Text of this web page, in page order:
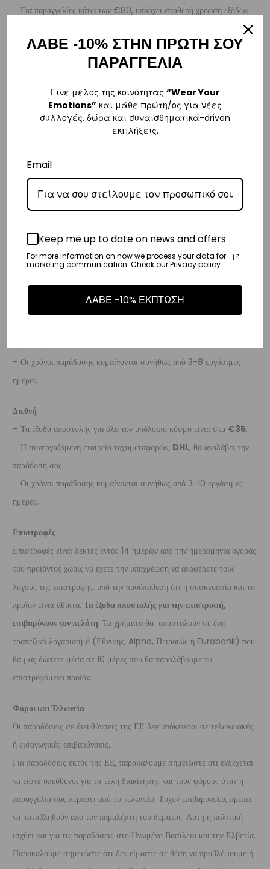
– Για παραγγελίες κάτω των €80, υπάρχει σταθερή χρέωση εξόδων
– Η συνεργαζόμενη εταιρεία ταχυμεταφορών,Courier Center
αναλάβει την παράδοσή σας.
– Προσφέρουμε επίσης αντικαταβολή για παραγγελίες σε όλη την
€2.
Κύπρος
– Η συνεργαζόμενη εταιρεία ταχυμεταφορών,
, θα αναλάβει
– Οι χρόνοι παράδοσης κυμαίνονται συνήθως από 2-7 εργάσιμες
ημέρες.
Ευρώπη
– Οι χρόνοι παράδοσης κυμαίνονται συνήθως από 3-8 εργάσιμες
ημέρες.
Διεθνή
– Τα έξοδα αποστολής για όλο τον υπόλοιπο κόσμο είναι στα €35.
– Η συνεργαζόμενη εταιρεία ταχυμεταφορών, DHL, θα αναλάβει την
παράδοσή σας.
– Οι χρόνοι παράδοσης κυμαίνονται συνήθως από 3-10 εργάσιμες
ημέρες.
Επιστροφές
Επιστροφές είναι δεκτές εντός 14 ημερών από την ημερομηνία αγοράς
του προϊόντος χωρίς να έχετε την υποχρέωση να αναφέρετε τους
λόγους της επιστροφής, υπό την προϋπόθεση ότι η συσκευασία και το
προϊόν είναι άθικτα. Τα έξοδα αποστολής για την επιστροφή,
επιβαρύνουν τον πελάτη. Τα χρήματα θα αποσταλούν σε ένα
τραπεζικό λογαριασμό (Εθνικής, Alpha, Πειραιώς ή Eurobank) που
θα μας δώσετε μέσα σε 10 μέρες που θα παραλάβουμε το
επιστρεφόμενο προϊόν.
Φόροι και Τελωνεία
Οι παραδόσεις σε διευθύνσεις της ΕΕ δεν υπόκεινται σε τελωνειακές
ή εισαγωγικές επιβαρύνσεις.
Για παραδόσεις εκτός της ΕΕ, παρακαλούμε σημειώστε ότι ενδέχεται
να είστε υπεύθυνοι για τα τέλη διακίνησης και τους φόρους όταν η
παραγγελία σας περάσει από το τελωνείο. Τυχόν επιβαρύνσεις πρέπει
να καταβληθούν από τον παραλήπτη του δέματος. Αυτή η πολιτική
ισχύει και για τις παραδόσεις στο Ηνωμένο Βασίλειο και την Ελβετία.
Παρακαλούμε σημειώστε ότι δεν είμαστε σε θέση να προβλέψουμε ή
ΛΑΒΕ -10% ΣΤΗΝ ΠΡΩΤΗ ΣΟΥ
ΠΑΡΑΓΓΕΛΙΑ
Γίνε μέλος της κοινότητας “Wear Your
Emotions” και μάθε πρώτη/ος για νέες
συλλογές, δώρα και συναισθηματικά-driven
εκπλήξεις.
Email
Keep me up to date on news and offers
For more information on how we process your data for
marketing communication. Check our Privacy policy.
ΛΑΒΕ -10% ΕΚΠΤΩΣΗ